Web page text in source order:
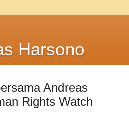
Harsono
Andreas
Rights Watch